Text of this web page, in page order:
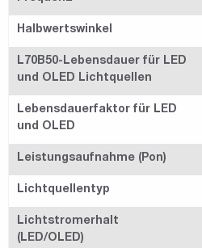
Halbwertswinkel
L70B50-Lebensdauer für LED
und OLED Lichtquellen
Lebensdauerfaktor für LED
und OLED
Leistungsaufnahme (Pon)
Lichtquellentyp
Lichtstromerhalt
(LED/OLED)